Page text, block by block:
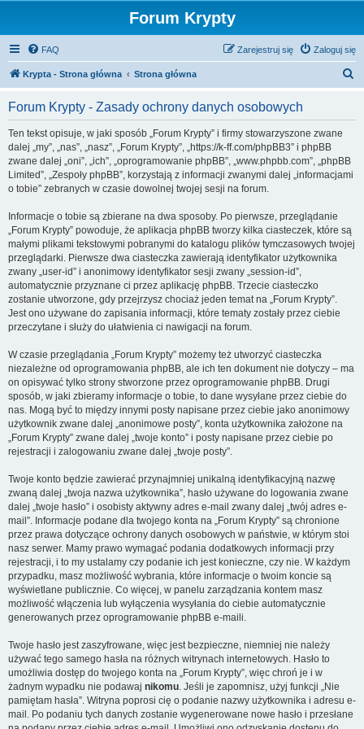
Forum Krypty
FAQ Zaloguj się
Zarejestruj się
Krypta - Strona główna Strona główna
Forum Krypty - Zasady ochrony danych osobowych
Ten tekst opisuje, w jaki sposób „Forum Krypty” i firmy stowarzyszone zwane
dalej „my”, „nas”, „nasz”, „Forum Krypty”, „https://k-ff.com/phpBB3” i phpBB
zwane dalej „oni”, „ich”, „oprogramowanie phpBB”, „www.phpbb.com”, „phpBB
Limited”, „Zespoły phpBB”, korzystają z informacji zwanymi dalej „informacjami
o tobie” zebranych w czasie dowolnej twojej sesji na forum.
Informacje o tobie są zbierane na dwa sposoby. Po pierwsze, przeglądanie
„Forum Krypty” powoduje, że aplikacja phpBB tworzy kilka ciasteczek, które są
małymi plikami tekstowymi pobranymi do katalogu plików tymczasowych twojej
przeglądarki. Pierwsze dwa ciasteczka zawierają identyfikator użytkownika
zwany „user-id” i anonimowy identyfikator sesji zwany „session-id”,
automatycznie przyznane ci przez aplikację phpBB. Trzecie ciasteczko
zostanie utworzone, gdy przejrzysz chociaż jeden temat na „Forum Krypty”.
Jest ono używane do zapisania informacji, które tematy zostały przez ciebie
przeczytane i służy do ułatwienia ci nawigacji na forum.
W czasie przeglądania „Forum Krypty” możemy też utworzyć ciasteczka
niezależne od oprogramowania phpBB, ale ich ten dokument nie dotyczy – ma
on opisywać tylko strony stworzone przez oprogramowanie phpBB. Drugi
sposób, w jaki zbieramy informacje o tobie, to dane wysyłane przez ciebie do
nas. Mogą być to między innymi posty napisane przez ciebie jako anonimowy
użytkownik zwane dalej „anonimowe posty”, konta użytkownika założone na
„Forum Krypty” zwane dalej „twoje konto” i posty napisane przez ciebie po
rejestracji i zalogowaniu zwane dalej „twoje posty”.
Twoje konto będzie zawierać przynajmniej unikalną identyfikacyjną nazwę
zwaną dalej „twoja nazwa użytkownika”, hasło używane do logowania zwane
dalej „twoje hasło” i osobisty aktywny adres e-mail zwany dalej „twój adres e-
mail”. Informacje podane dla twojego konta na „Forum Krypty” są chronione
przez prawa dotyczące ochrony danych osobowych w państwie, w którym stoi
nasz serwer. Mamy prawo wymagać podania dodatkowych informacji przy
rejestracji, i to my ustalamy czy podanie ich jest konieczne, czy nie. W każdym
przypadku, masz możliwość wybrania, które informacje o twoim koncie są
wyświetlane publicznie. Co więcej, w panelu zarządzania kontem masz
możliwość włączenia lub wyłączenia wysyłania do ciebie automatycznie
generowanych przez oprogramowanie phpBB e-maili.
Twoje hasło jest zaszyfrowane, więc jest bezpieczne, niemniej nie należy
używać tego samego hasła na różnych witrynach internetowych. Hasło to
umożliwia dostęp do twojego konta na „Forum Krypty”, więc chroń je i w
żadnym wypadku nie podawaj nikomu. Jeśli je zapomnisz, użyj funkcji „Nie
pamiętam hasła”. Witryna poprosi cię o podanie nazwy użytkownika i adresu e-
mail. Po podaniu tych danych zostanie wygenerowane nowe hasło i przesłane